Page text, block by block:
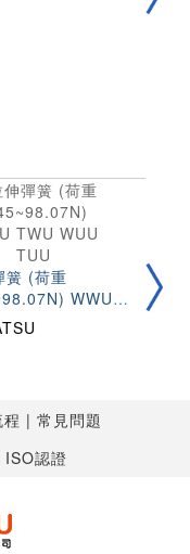
簧 (荷重
WWU
TUU
常見問題
ISO認證